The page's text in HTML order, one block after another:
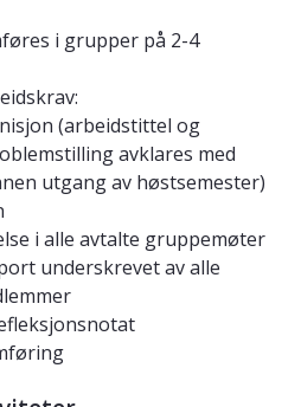
i grupper på 2-4
(arbeidstittel og
avklares med
utgang av høstsemester)
i alle avtalte gruppemøter
underskrevet av alle